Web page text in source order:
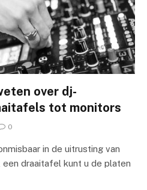
over dj-
tot monitors
0
in de uitrusting van
draaitafel kunt u de platen